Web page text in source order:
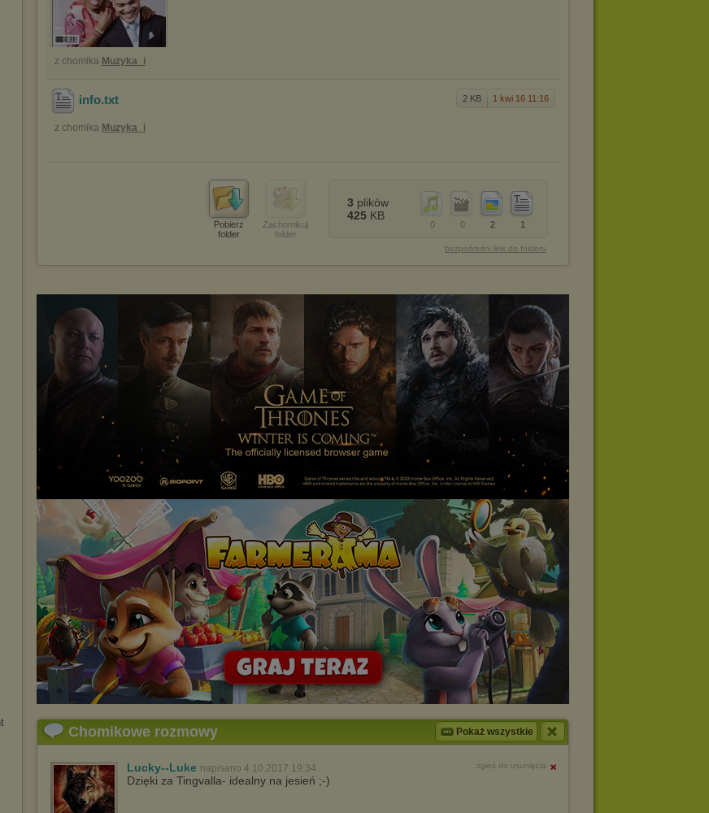
z chomika Muzyka_i
2 KB 1 kwi 16 11:16
info.txt
z chomika Muzyka_i
Pobierz
folder
Zachomikuj
folder
1
2
0
0
3 plików
425 KB
bezpośredni link do folderu
Chomikowe rozmowy Pokaż wszystkie
Lucky--Luke napisano 4.10.2017 19:34 zgłoś do usunięcia
Dzięki za Tingvalla- idealny na jesień ;-)